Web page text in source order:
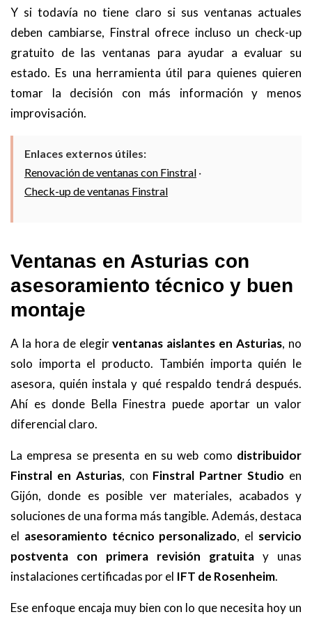
Y si todavía no tiene claro si sus ventanas actuales
deben cambiarse, Finstral ofrece incluso un check-up
gratuito de las ventanas para ayudar a evaluar su
estado. Es una herramienta útil para quienes quieren
tomar la decisión con más información y menos
improvisación.
Enlaces externos útiles:
Renovación de ventanas con Finstral ·
Check-up de ventanas Finstral
Ventanas en Asturias con
asesoramiento técnico y buen
montaje
A la hora de elegirventanas aislantes en Asturias, no
solo importa el producto. También importa quién le
asesora, quién instala y qué respaldo tendrá después.
Ahí es donde Bella Finestra puede aportar un valor
diferencial claro.
La empresa se presenta en su web como distribuidor
Finstral en Asturias, con Finstral Partner Studio en
Gijón, donde es posible ver materiales, acabados y
soluciones de una forma más tangible. Además, destaca
el asesoramiento técnico personalizado, el servicio
postventa con primera revisión gratuita y unas
instalaciones certificadas por el IFT de Rosenheim.
Ese enfoque encaja muy bien con lo que necesita hoy un